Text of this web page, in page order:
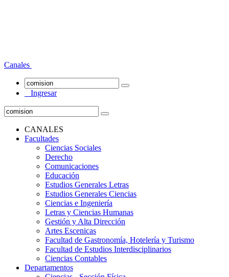
Canales
Ingresar
CANALES
Facultades
Ciencias Sociales
Derecho
Comunicaciones
Educación
Estudios Generales Letras
Estudios Generales Ciencias
Ciencias e Ingeniería
Letras y Ciencias Humanas
Gestión y Alta Dirección
Artes Escenicas
Facultad de Gastronomía, Hotelería y Turismo
Facultad de Estudios Interdisciplinarios
Ciencias Contables
Departamentos